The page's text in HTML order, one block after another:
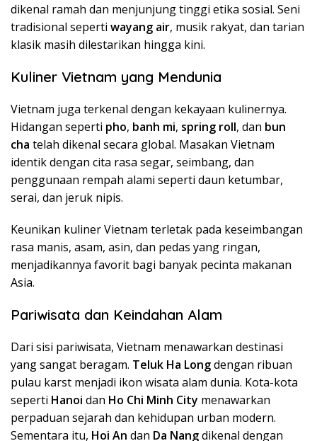
dikenal ramah dan menjunjung tinggi etika sosial. Seni
tradisional seperti wayang air, musik rakyat, dan tarian
klasik masih dilestarikan hingga kini.
Kuliner Vietnam yang Mendunia
Vietnam juga terkenal dengan kekayaan kulinernya.
Hidangan seperti pho, banh mi, spring roll, dan bun
cha telah dikenal secara global. Masakan Vietnam
identik dengan cita rasa segar, seimbang, dan
penggunaan rempah alami seperti daun ketumbar,
serai, dan jeruk nipis.
Keunikan kuliner Vietnam terletak pada keseimbangan
rasa manis, asam, asin, dan pedas yang ringan,
menjadikannya favorit bagi banyak pecinta makanan
Asia.
Pariwisata dan Keindahan Alam
Dari sisi pariwisata, Vietnam menawarkan destinasi
yang sangat beragam. Teluk Ha Longdengan ribuan
pulau karst menjadi ikon wisata alam dunia. Kota-kota
seperti Hanoi dan Ho Chi Minh City menawarkan
perpaduan sejarah dan kehidupan urban modern.
Sementara itu, Hoi An dan Da Nangdikenal dengan